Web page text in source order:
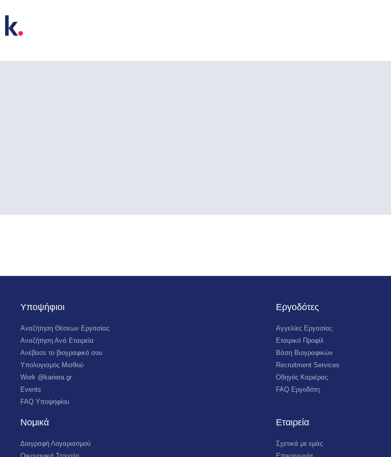
Υποψήφιοι
Αναζήτηση Θέσεων Εργασίας
Αναζήτηση Ανά Εταιρεία
Ανέβασε το βιογραφικό σου
Υπολογισμός Μισθού
Work @kariera.gr
Events
FAQ Υποψηφίου
Εργοδότες
Αγγελίες Εργασίας
Εταιρικό Προφίλ
Βάση Βιογραφικών
Recruitment Services
Οδηγός Καριέρας
FAQ Εργοδότη
Νομικά
Διαγραφή Λογαριασμού
Εταιρεία
Σχετικά με εμάς